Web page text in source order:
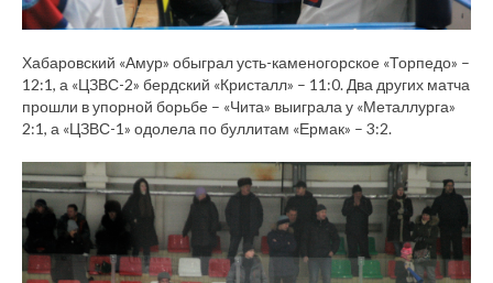
Хабаровский «Амур» обыграл усть-каменогорское «Торпедо» –
12:1, а «ЦЗВС-2» бердский «Кристалл» – 11:0. Два других матча
прошли в упорной борьбе – «Чита» выиграла у «Металлурга»
2:1, а «ЦЗВС-1» одолела по буллитам «Ермак» – 3:2.